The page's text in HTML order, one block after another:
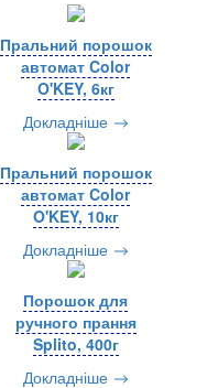
Пральний порошок
автомат Color
O'KEY, 6кг
Докладніше
Пральний порошок
автомат Color
O'KEY, 10кг
Докладніше
Порошок для
ручного прання
Splito, 400г
Докладніше